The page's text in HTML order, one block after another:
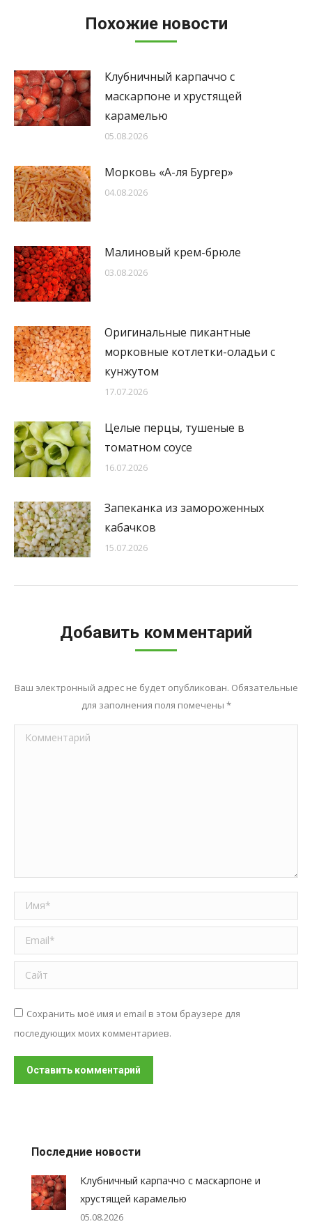
Похожие новости
Клубничный карпаччо с
маскарпоне и хрустящей
карамелью
05.08.2026
Морковь «А-ля Бургер»
04.08.2026
Малиновый крем-брюле
03.08.2026
Оригинальные пикантные
морковные котлетки-оладьи с
кунжутом
17.07.2026
Целые перцы, тушеные в
томатном соусе
16.07.2026
Запеканка из замороженных
кабачков
15.07.2026
Добавить комментарий
Ваш электронный адрес не будет опубликован. Обязательные
для заполнения поля помечены *
Комментарий
Имя *
Email *
Сайт
Сохранить моё имя и email в этом браузере для
последующих моих комментариев.
Оставить комментарий
Последние новости
Клубничный карпаччо с маскарпоне и
хрустящей карамелью
05.08.2026